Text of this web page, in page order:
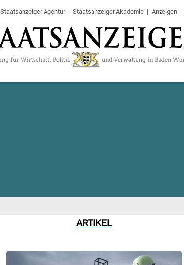
Staatsanzeiger Agentur Staatsanzeiger Akademie Anzeigen
ARTIKEL